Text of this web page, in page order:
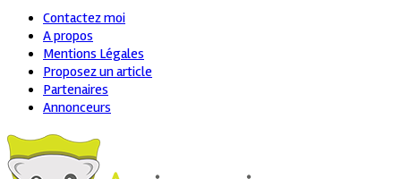
Contactez moi
A propos
Mentions Légales
Proposez un article
Partenaires
Annonceurs